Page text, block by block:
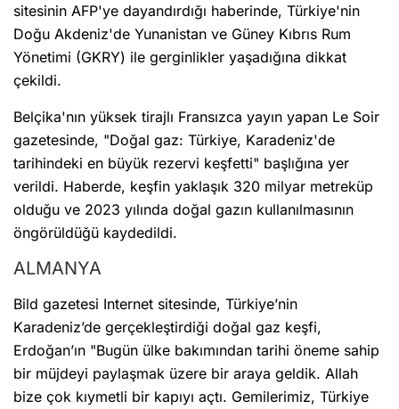
sitesinin AFP'ye dayandırdığı haberinde, Türkiye'nin
Doğu Akdeniz'de Yunanistan ve Güney Kıbrıs Rum
Yönetimi (GKRY) ile gerginlikler yaşadığına dikkat
çekildi.
Belçika'nın yüksek tirajlı Fransızca yayın yapan Le Soir
gazetesinde, "Doğal gaz: Türkiye, Karadeniz'de
tarihindeki en büyük rezervi keşfetti" başlığına yer
verildi. Haberde, keşfin yaklaşık 320 milyar metreküp
olduğu ve 2023 yılında doğal gazın kullanılmasının
öngörüldüğü kaydedildi.
ALMANYA
Bild gazetesi Internet sitesinde, Türkiye’nin
Karadeniz’de gerçekleştirdiği doğal gaz keşfi,
Erdoğan’ın "Bugün ülke bakımından tarihi öneme sahip
bir müjdeyi paylaşmak üzere bir araya geldik. Allah
bize çok kıymetli bir kapıyı açtı. Gemilerimiz, Türkiye